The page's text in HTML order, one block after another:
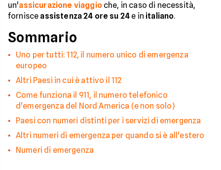
un'assicurazione viaggioche, in caso di necessità,
fornisce assistenza 24 ore su 24 e in italiano.
Sommario
Uno per tutti: 112, il numero unico di emergenza
europeo
Altri Paesi in cui è attivo il 112
Come funziona il 911, il numero telefonico
d'emergenza del Nord America (e non solo)
Paesi con numeri distinti per i servizi di emergenza
Altri numeri di emergenza per quando si è all'estero
Numeri di emergenza